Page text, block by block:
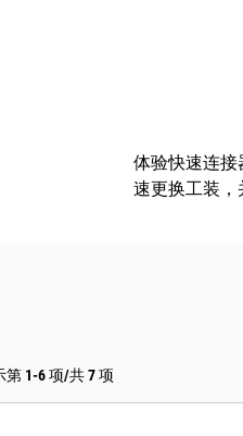
体验快速连
速更换工装，
第 1-6 项/共 7 项